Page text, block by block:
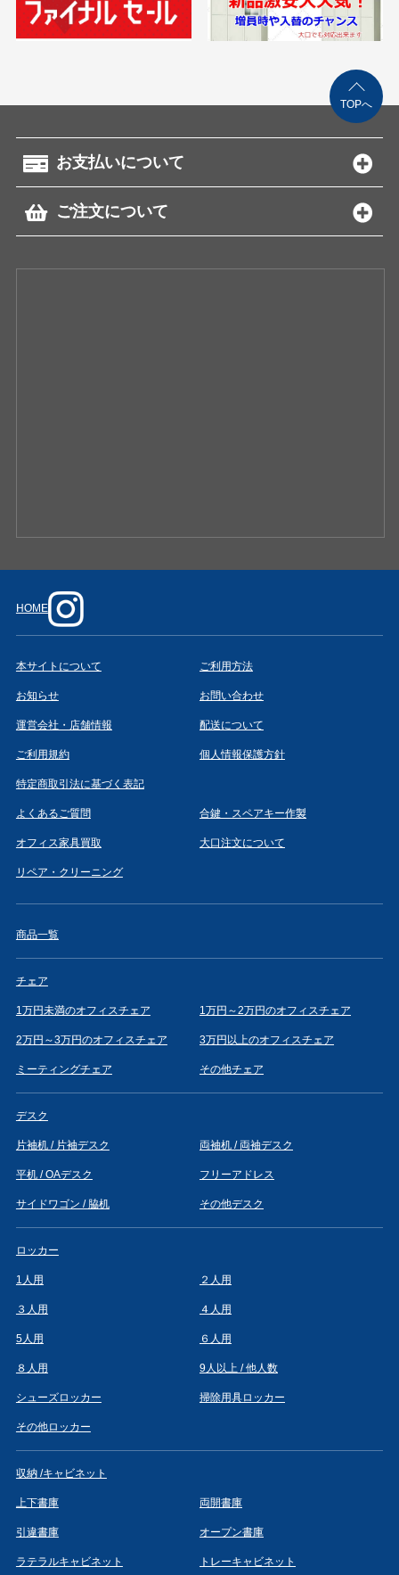
お支払いについて
ご注文について
HOME
本サイトについて ご利用方法
お知らせ お問い合わせ
運営会社・店舗情報 配送について
ご利用規約 個人情報保護方針
特定商取引法に基づく表記
よくあるご質問 合鍵・スペアキー作製
オフィス家具買取 大口注文について
リペア・クリーニング
商品一覧
チェア
1万円未満のオフィスチェア 1万円～2万円のオフィスチェア
2万円～3万円のオフィスチェア 3万円以上のオフィスチェア
ミーティングチェア その他チェア
デスク
片袖机 / 片袖デスク 両袖机 / 両袖デスク
平机 / OAデスク フリーアドレス
サイドワゴン / 脇机 その他デスク
ロッカー
1人用 ２人用
３人用 ４人用
5人用 ６人用
８人用 9人以上 / 他人数
シューズロッカー 掃除用具ロッカー
その他ロッカー
収納 /キャビネット
上下書庫 両開書庫
引違書庫 オープン書庫
ラテラルキャビネット トレーキャビネット
TOPへ